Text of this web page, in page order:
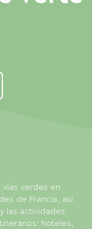
verdes en
de Francia, así
las actividades
hoteles,